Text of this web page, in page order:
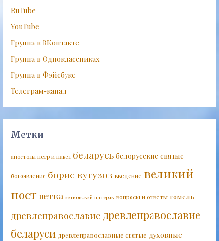
RuTube
YouTube
Группа в ВКонтакте
Группа в Одноклассниках
Группа в Фэйсбуке
Телеграм-канал
Метки
апостолы петр и павел беларусь белорусские святые
богоявление борис кутузов введение великий
постветка ветковский патерик вопросы и ответы гомель
древлеправославие древлеправославие
беларуси древлеправославные святые духовные